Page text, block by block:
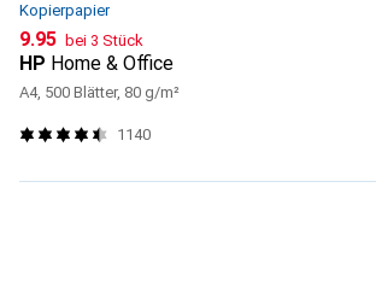
Kopierpapier
CHF
9.95 bei 3 Stück
HP Home & Office
A4, 500 Blätter, 80 g/m²
1140